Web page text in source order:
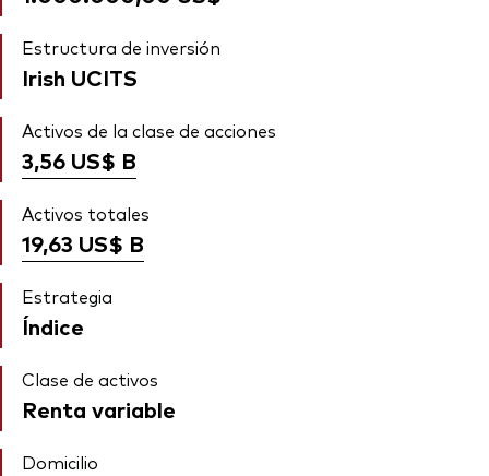
Estructura de inversión
Irish UCITS
Activos de la clase de acciones
3,56 US$ B
Activos totales
19,63 US$ B
Estrategia
Índice
Clase de activos
Renta variable
Domicilio